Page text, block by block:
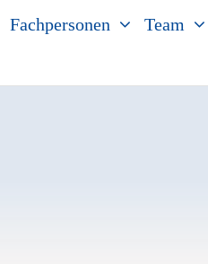
Fachpersonen Team